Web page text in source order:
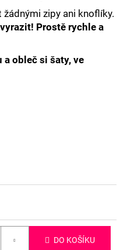
zipy ani knoflíky.
Prostě rychle a
a obleč si šaty, ve
DO KOŠÍKU